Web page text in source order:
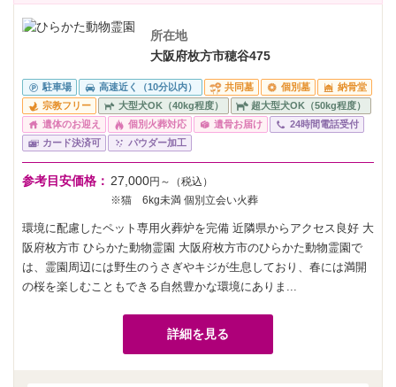
所在地
大阪府枚方市穂谷475
駐車場 高速近く（10分以内） 共同墓 個別墓
納骨堂
宗教フリー
大型犬OK（40kg程度）
超大型犬OK（50kg程度）
遺体のお迎え
個別火葬対応 遺骨お届け
24時間電話受付
カード決済可
パウダー加工
参考目安価格： 27,000円～（税込）
※猫 6kg未満 個別立会い火葬
環境に配慮したペット専用火葬炉を完備 近隣県からアクセス良好 大
阪府枚方市 ひらかた動物霊園 大阪府枚方市のひらかた動物霊園で
は、霊園周辺には野生のうさぎやキジが生息しており、春には満開
の桜を楽しむこともできる自然豊かな環境にありま...
詳細を見る